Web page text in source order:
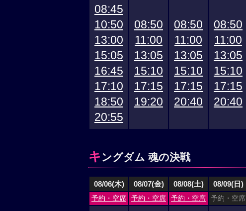
08:45
10:50
13:00
15:05
16:45
17:10
18:50
20:55
08:50
11:00
13:05
15:10
17:15
19:20
08:50
11:00
13:05
15:10
17:15
20:40
08:50
11:00
13:05
15:10
17:15
20:40
キ ングダム 魂の決戦
08/06(木) 08/07(金) 08/08(土) 08/09(日)
予約・空席 予約・空席 予約・空席 予約・空席